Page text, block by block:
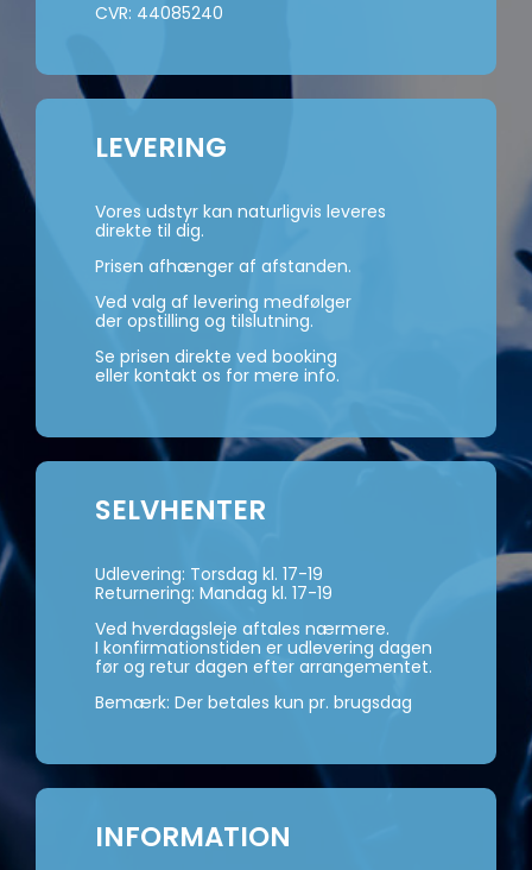
CVR: 44085240
LEVERING
Vores udstyr kan naturligvis leveres
direkte til dig.
Prisen afhænger af afstanden.
Ved valg af levering medfølger
der opstilling og tilslutning.
Se prisen direkte ved booking
eller kontakt os for mere info.
SELVHENTER
Udlevering: Torsdag kl. 17-19
Returnering: Mandag kl. 17-19
Ved hverdagsleje aftales nærmere.
I konfirmationstiden er udlevering dagen
før og retur dagen efter arrangementet.
Bemærk: Der betales kun pr. brugsdag
INFORMATION